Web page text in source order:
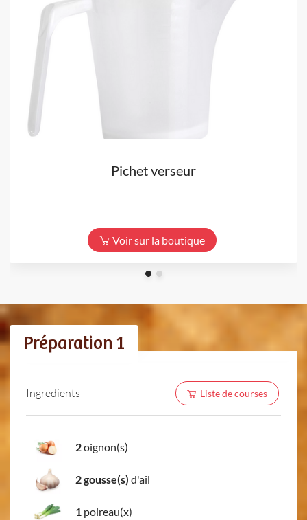
Pichet verseur
Voir sur la boutique
Préparation 1
Ingredients Liste de courses
2oignon(s)
2 gousse(s) d'ail
1 poireau(x)